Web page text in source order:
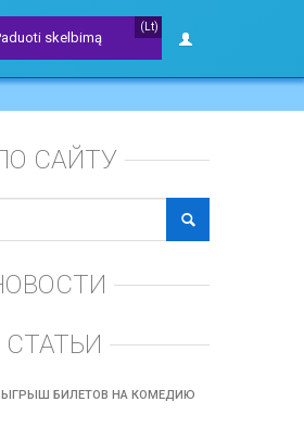
(Lt)
skelbimą
САЙТУ
БИЛЕТОВ НА КОМЕДИЮ